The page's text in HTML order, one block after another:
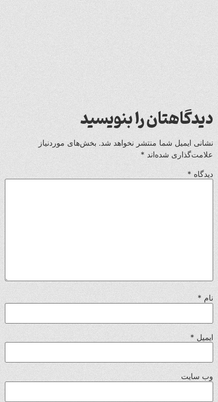
دیدگاهتان را بنویسید
نشانی ایمیل شما منتشر نخواهد شد. بخش‌های موردنیاز
علامت‌گذاری شده‌اند *
دیدگاه *
نام*
ایمیل *
وب‌ سایت